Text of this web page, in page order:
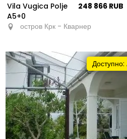
Vila Vugica Polje
A5+0
248 866 RUB
остров Крк - Кварнер
Доступно: